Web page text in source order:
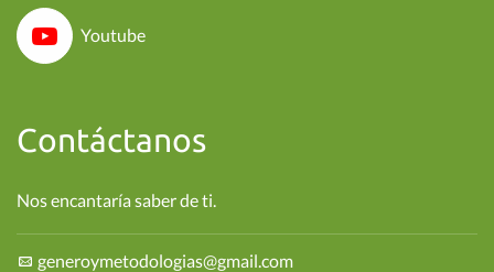
Youtube
Contáctanos
Nos encantaría saber de ti.
generoymetodologias@gmail.com